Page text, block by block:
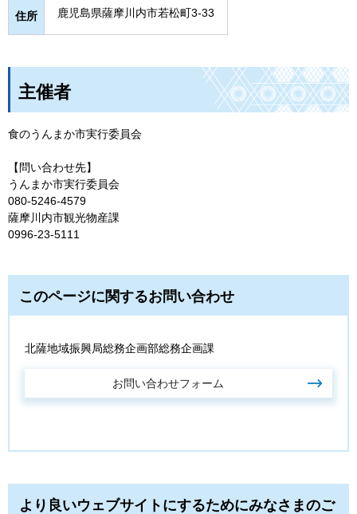
住所 鹿児島県薩摩川内市若松町3-33
主催者
食のうんまか市実行委員会
【問い合わせ先】
うんまか市実行委員会
080-5246-4579
薩摩川内市観光物産課
0996-23-5111
このページに関するお問い合わせ
北薩地域振興局総務企画部総務企画課
より良いウェブサイトにするためにみなさまのご